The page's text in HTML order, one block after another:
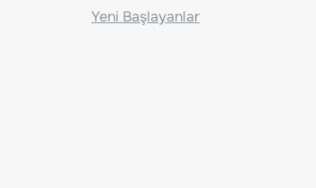
Yeni Başlayanlar